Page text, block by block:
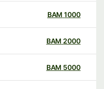
1000
BAM
2000
BAM
5000
BAM